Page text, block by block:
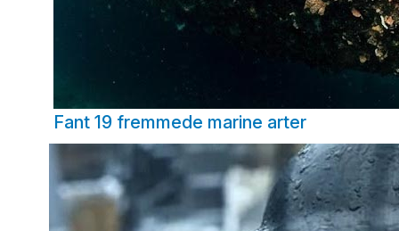
Fant 19 fremmede marine arter